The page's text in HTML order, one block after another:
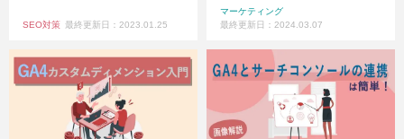
SEO対策 最終更新日：2023.01.25
マーケティング
最終更新日：2024.03.07